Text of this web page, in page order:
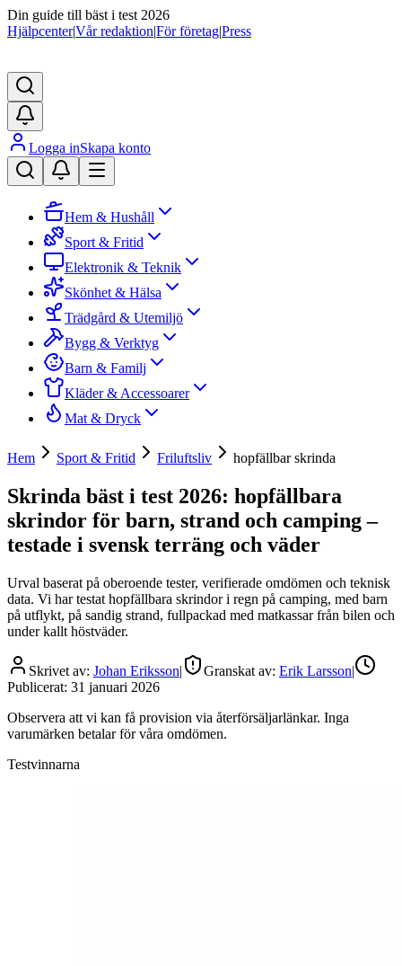
Din guide till bäst i test 2026
Hjälpcenter|Vår redaktion|För företag|Press
Logga inSkapa konto
Hem & Hushåll
Sport & Fritid
Elektronik & Teknik
Skönhet & Hälsa
Trädgård & Utemiljö
Bygg & Verktyg
Barn & Familj
Kläder & Accessoarer
Mat & Dryck
Hem Sport & Fritid Friluftsliv hopfällbar skrinda
Skrinda bäst i test 2026: hopfällbara
skrindor för barn, strand och camping –
testade i svensk terräng och väder
Urval baserat på oberoende tester, verifierade omdömen och teknisk
data. Vi har testat hopfällbara skrindor i regn på camping, med barn
på utflykt, på sandig strand, fullpackad med matkassar från bilen och
under kallt höstväder.
Skrivet av: Johan Eriksson| Granskat av: Erik Larsson|
Publicerat: 31 januari 2026
Observera att vi kan få provision via återförsäljarlänkar. Inga
varumärken betalar för våra omdömen.
Testvinnarna